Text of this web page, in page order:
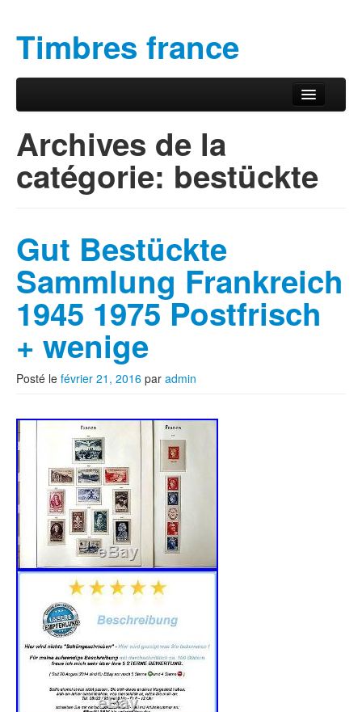
Timbres france
Menu principal
Archives de la
catégorie: bestückte
Gut Bestückte
Sammlung Frankreich
1945 1975 Postfrisch
+ wenige
Posté le février 21, 2016 par admin